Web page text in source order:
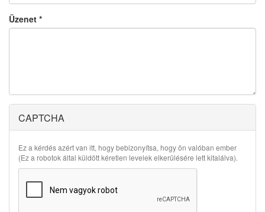
Üzenet *
CAPTCHA
Ez a kérdés azért van itt, hogy bebizonyítsa, hogy ön valóban ember
(Ez a robotok által küldött kéretlen levelek elkerülésére lett kitalálva).